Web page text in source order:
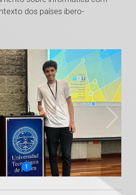
dos países ibero-
1